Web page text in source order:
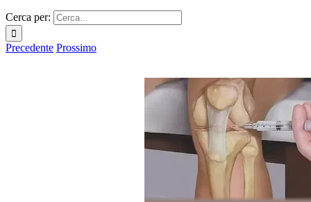
Cerca per:
Precedente Prossimo